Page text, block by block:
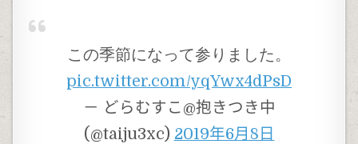
この季節になって参りました。
pic.twitter.com/yqYwx4dPsD
－ どらむすこ@抱きつき中
(@taiju3xc) 2019年6月8日